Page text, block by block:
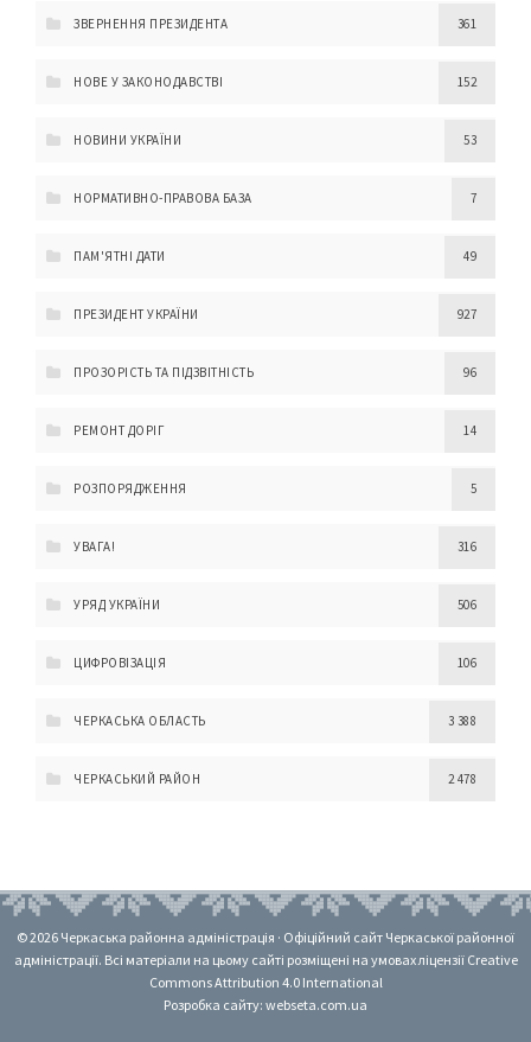
ЗВЕРНЕННЯ ПРЕЗИДЕНТА 361
НОВЕ У ЗАКОНОДАВСТВІ 152
НОВИНИ УКРАЇНИ 53
НОРМАТИВНО-ПРАВОВА БАЗА 7
ПАМ'ЯТНІ ДАТИ 49
ПРЕЗИДЕНТ УКРАЇНИ 927
ПРОЗОРІСТЬ ТА ПІДЗВІТНІСТЬ 96
РЕМОНТ ДОРІГ 14
РОЗПОРЯДЖЕННЯ 5
УВАГА! 316
УРЯД УКРАЇНИ 506
ЦИФРОВІЗАЦІЯ 106
ЧЕРКАСЬКА ОБЛАСТЬ 3 388
ЧЕРКАСЬКИЙ РАЙОН 2 478
© 2026 Черкаська районна адміністрація · Офіційний сайт Черкаської районної
адміністрації. Всі матеріали на цьому сайті розміщені на умовах ліцензії Creative
Commons Attribution 4.0 International
Розробка сайту: webseta.com.ua